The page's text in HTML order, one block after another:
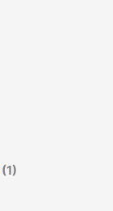
(1)